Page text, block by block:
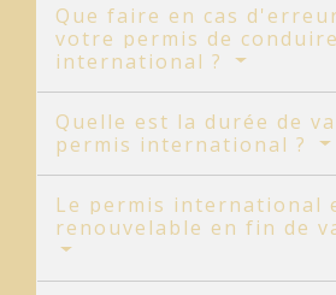
Que faire en cas
votre permis de conduire
international ?
Quelle est la durée de
permis international ?
Le permis international
renouvelable en fin de